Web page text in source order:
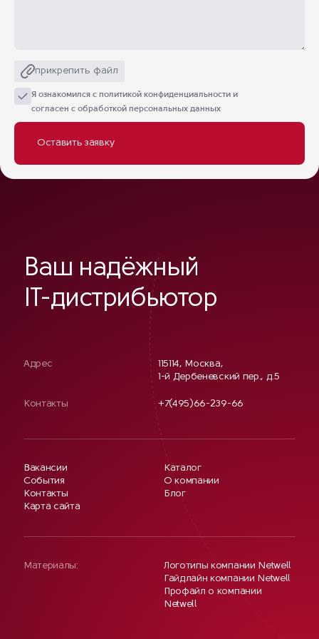
прикрепить файл
Я ознакомился с политикой конфиденциальности и
согласен с обработкой персональных данных
Ваш надёжный
IT-дистрибьютор
Адрес
115114, Москва,
1-й Дербеневский пер., д.5
Контакты +7(495)66-239-66
Вакансии
События
Контакты
Карта сайта
Каталог
О компании
Блог
Материалы:
Логотипы компании Netwell
Гайдлайн компании Netwell
Профайл о компании
Netwell